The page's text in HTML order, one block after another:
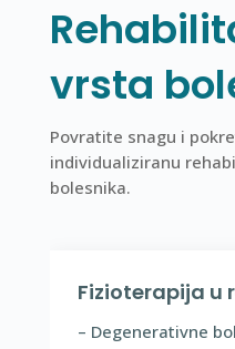
vrsta
Povratite snagu i
individualiziranu
bolesnika.
Fizioterapija u
– Degenerativne